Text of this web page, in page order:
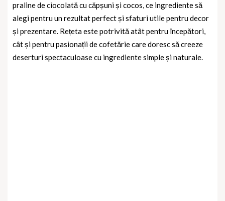
praline de ciocolată cu căpșuni și cocos, ce ingrediente să
alegi pentru un rezultat perfect și sfaturi utile pentru decor
și prezentare. Rețeta este potrivită atât pentru începători,
cât și pentru pasionații de cofetărie care doresc să creeze
deserturi spectaculoase cu ingrediente simple și naturale.